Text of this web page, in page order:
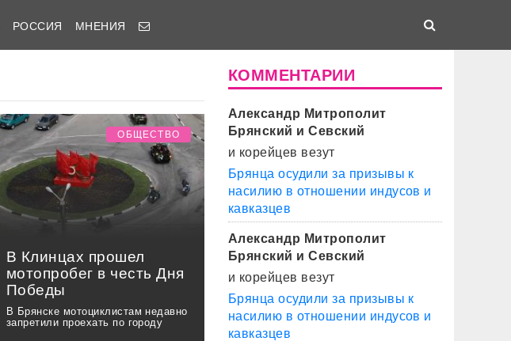
РОССИЯ МНЕНИЯ
В Клинцах прошел
мотопробег в честь Дня
Победы
В Брянске мотоциклистам недавно
запретили проехать по городу
ОБЩЕСТВО
КОММЕНТАРИИ
Александр Митрополит
Брянский и Севский
и корейцев везут
Брянца осудили за призывы к
насилию в отношении индусов и
кавказцев
Александр Митрополит
Брянский и Севский
и корейцев везут
Брянца осудили за призывы к
насилию в отношении индусов и
кавказцев